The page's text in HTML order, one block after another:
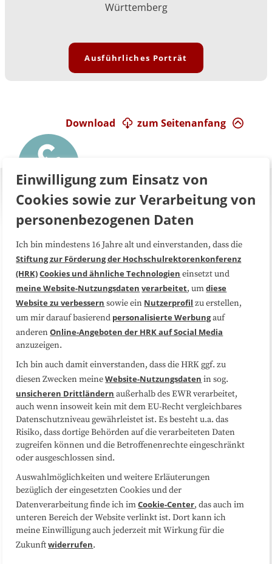
Württemberg
Ausführliches Porträt
zum Seitenanfang
Download
Über uns FAQ
Medienarbeit Kooperationen
Datenschutzerklärung Impressum
Sitemap
Folgen Sie uns
Einwilligung zum Einsatz von
Cookies sowie zur Verarbeitung von
personenbezogenen Daten
Ich bin mindestens 16 Jahre alt und einverstanden, dass die
Stiftung zur Förderung der Hochschulrektorenkonferenz
(HRK)Cookies und ähnliche Technologien einsetzt und
meine Website-Nutzungsdaten verarbeitet, umdiese
Website zu verbessern sowie ein Nutzerprofil zu erstellen,
um mir darauf basierend personalisierte Werbungauf
anderenOnline-Angeboten der HRK auf Social Media
anzuzeigen.
Ich bin auch damit einverstanden, dass die HRK ggf. zu
diesen Zwecken meineWebsite-Nutzungsdaten in sog.
unsicheren Drittländern außerhalb des EWR verarbeitet,
auch wenn insoweit kein mit dem EU-Recht vergleichbares
Datenschutzniveau gewährleistet ist. Es besteht u.a. das
Risiko, dass dortige Behörden auf die verarbeiteten Daten
zugreifen können und die Betroffenenrechte eingeschränkt
oder ausgeschlossen sind.
Auswahlmöglichkeiten und weitere Erläuterungen
bezüglich der eingesetzten Cookies und der
Datenverarbeitung finde ich imCookie-Center, das auch im
unteren Bereich der Website verlinkt ist. Dort kann ich
meine Einwilligung auch jederzeit mit Wirkung für die
Zukunftwiderrufen.